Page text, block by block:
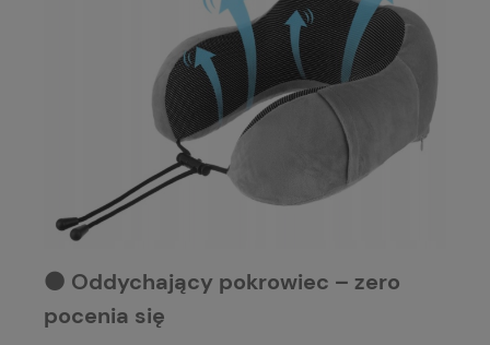
⚫️ Oddychający pokrowiec – zero
pocenia się